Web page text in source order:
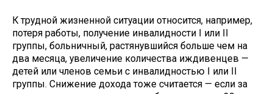
К трудной жизненной ситуации относится, например,
потеря работы, получение инвалидности I или II
группы, больничный, растянувшийся больше чем на
два месяца, увеличение количества иждивенцев —
детей или членов семьи с инвалидностью I или II
группы. Снижение дохода тоже считается — если за